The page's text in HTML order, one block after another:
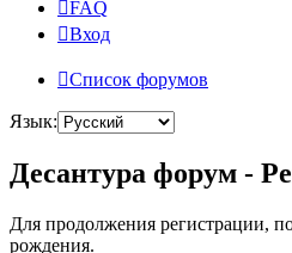
FAQ
Вход
Список форумов
Язык:
Десантура форум -
Для продолжения регистрации,
рождения.